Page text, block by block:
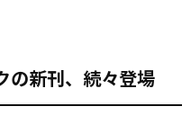
の新刊、続々登場